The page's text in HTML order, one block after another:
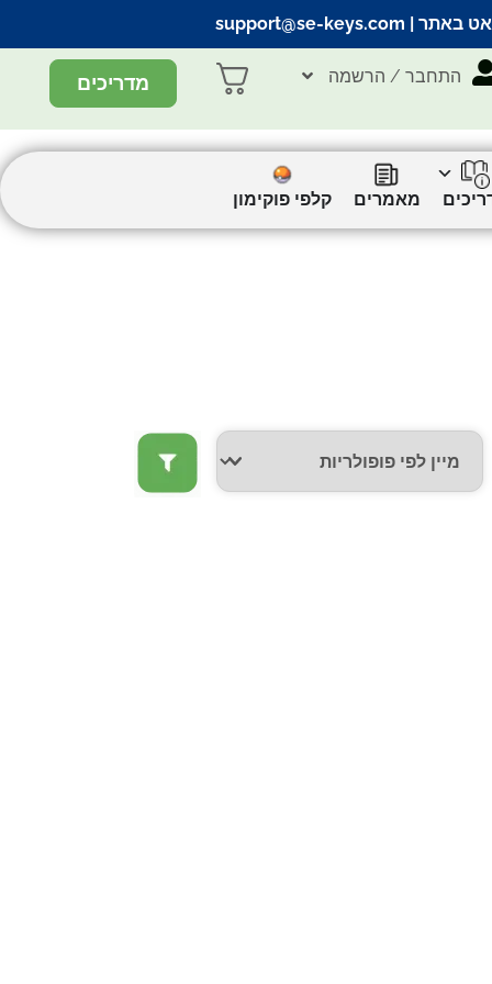
באתר | support@se-keys.com
התחבר / הרשמה מדריכים
מאמרים
קלפי פוקימון